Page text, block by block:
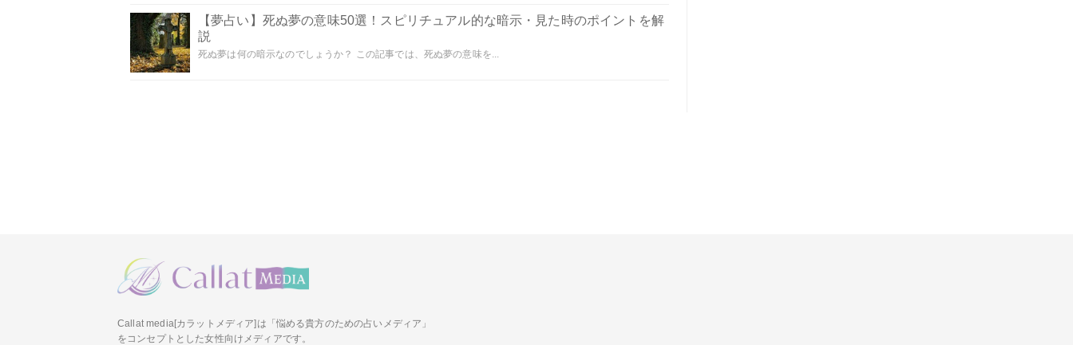
【夢占い】死ぬ夢の意味50選！スピリチュアル的な暗示・見た時のポイントを解
説
死ぬ夢は何の暗示なのでしょうか？ この記事では、死ぬ夢の意味を...
Callat media[カラットメディア]は「悩める貴方のための占いメディア」
をコンセプトとした女性向けメディアです。